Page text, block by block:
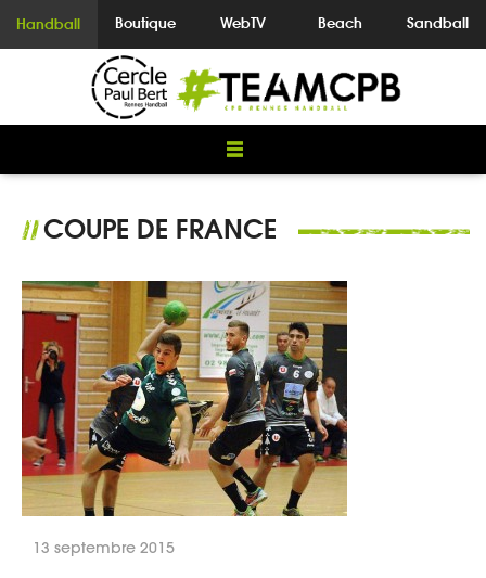
Handball Boutique WebTV Beach Sandball
//COUPE DE FRANCE
13 septembre 2015